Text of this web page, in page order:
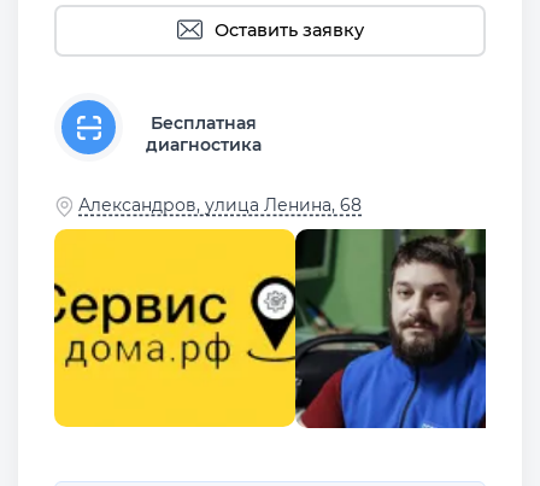
Оставить заявку
Бесплатная
диагностика
Александров, улица Ленина, 68